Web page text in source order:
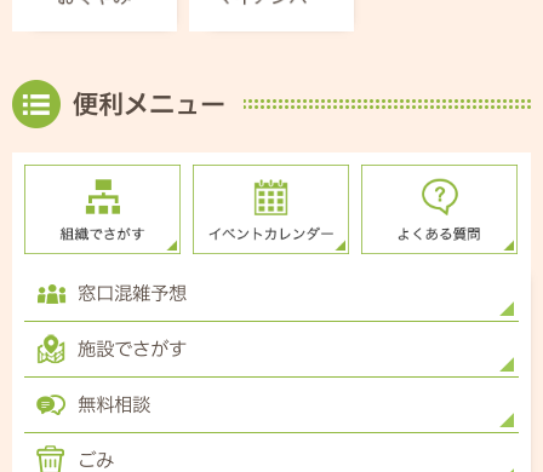
便利メニュー
窓口混雑予想
施設でさがす
無料相談
ごみ